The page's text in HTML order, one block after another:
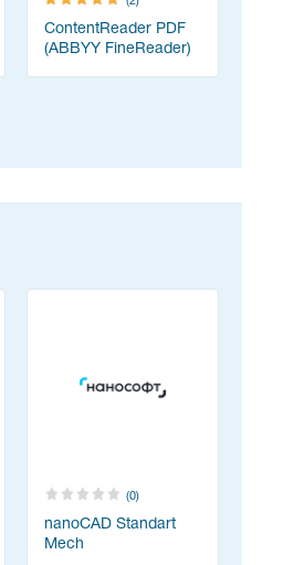
ContentReader PDF
(ABBYY FineReader)
(0)
nanoCAD Standart
Mech